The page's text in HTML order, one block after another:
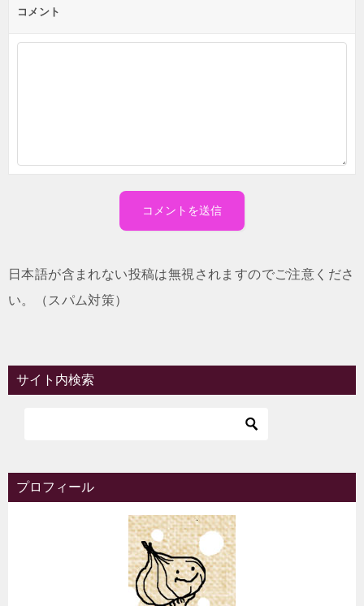
コメント
日本語が含まれない投稿は無視されますのでご注意くださ
い。（スパム対策）
サイト内検索
プロフィール